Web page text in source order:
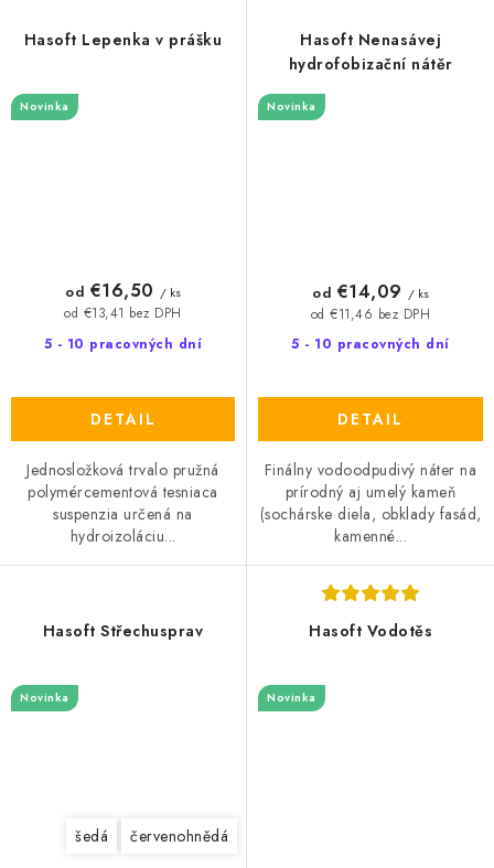
Hasoft Lepenka v prášku
Novinka
5 - 10 pracovných dní
od €13,41 bez DPH
od €16,50 / ks
DETAIL
Jednosložková trvalo pružná
polymércementová tesniaca
suspenzia určená na
hydroizoláciu...
Hasoft Nenasávej
hydrofobizační nátěr
Novinka
5 - 10 pracovných dní
od €11,46 bez DPH
od €14,09 / ks
DETAIL
Finálny vodoodpudivý náter na
prírodný aj umelý kameň
(sochárske diela, obklady fasád,
kamenné...
Hasoft Střechusprav
Novinka
šedá červenohnědá
Hasoft Vodotěs
Novinka